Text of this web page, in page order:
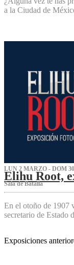
a la Ciudad de
LUN 2 MARZO - DOM
Elihu Root,
Sala de Batalla
En el otoño de 1907
secretario de Estado
Exposiciones